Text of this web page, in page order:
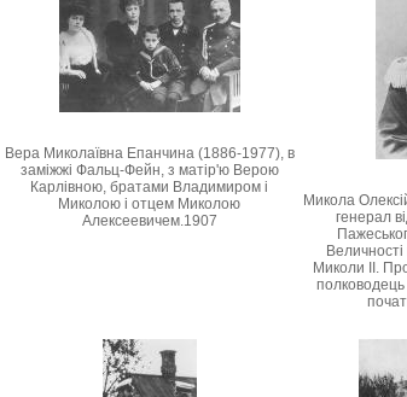
Вера Миколаївна Епанчина (1886-1977), в
заміжжі Фальц-Фейн, з матір'ю Верою
Карлівною, братами Владимиром і
Миколою і отцем Миколою
Алексеевичем.1907
Микола
генерал
Величності
Миколи II.
полководець